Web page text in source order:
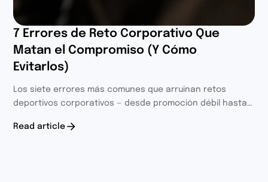
7 Errores de Reto Corporativo Que
Matan el Compromiso (Y Cómo
Evitarlos)
Los siete errores más comunes que arruinan retos
deportivos corporativos — desde promoción débil hasta
Soluciones prácticas de 8 años y 400+ retos.
Read article